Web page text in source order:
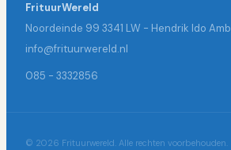
FrituurWereld
Noordeinde 99 3341 LW - Hendrik Ido
info@frituurwereld.nl
085 - 3332856
© 2026 Frituurwereld. Alle rechten voorbehouden.